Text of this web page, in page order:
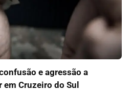
e agressão a
Cruzeiro do Sul